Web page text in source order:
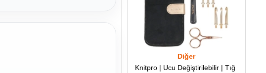
Diğer
Knitpro | Ucu Değiştirilebilir | Tığ